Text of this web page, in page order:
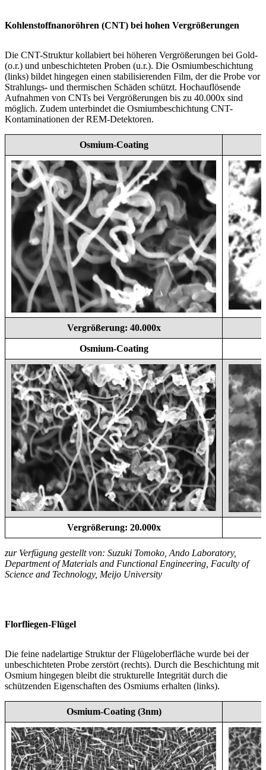
Kohlenstoffnanoröhren (CNT) bei hohen Vergrößerungen
Die CNT-Struktur kollabiert bei höheren Vergrößerungen bei Gold-
(o.r.) und unbeschichteten Proben (u.r.). Die Osmiumbeschichtung
(links) bildet hingegen einen stabilisierenden Film, der die Probe vor
Strahlungs- und thermischen Schäden schützt. Hochauflösende
Aufnahmen von CNTs bei Vergrößerungen bis zu 40.000x sind
möglich. Zudem unterbindet die Osmiumbeschichtung CNT-
Kontaminationen der REM-Detektoren.
Osmium-Coating
Vergrößerung: 40.000x
Osmium-Coating
Vergrößerung: 20.000x
zur Verfügung gestellt von: Suzuki Tomoko, Ando Laboratory,
Department of Materials and Functional Engineering, Faculty of
Science and Technology, Meijo University
Florfliegen-Flügel
Die feine nadelartige Struktur der Flügeloberfläche wurde bei der
unbeschichteten Probe zerstört (rechts). Durch die Beschichtung mit
Osmium hingegen bleibt die strukturelle Integrität durch die
schützenden Eigenschaften des Osmiums erhalten (links).
Osmium-Coating (3nm)